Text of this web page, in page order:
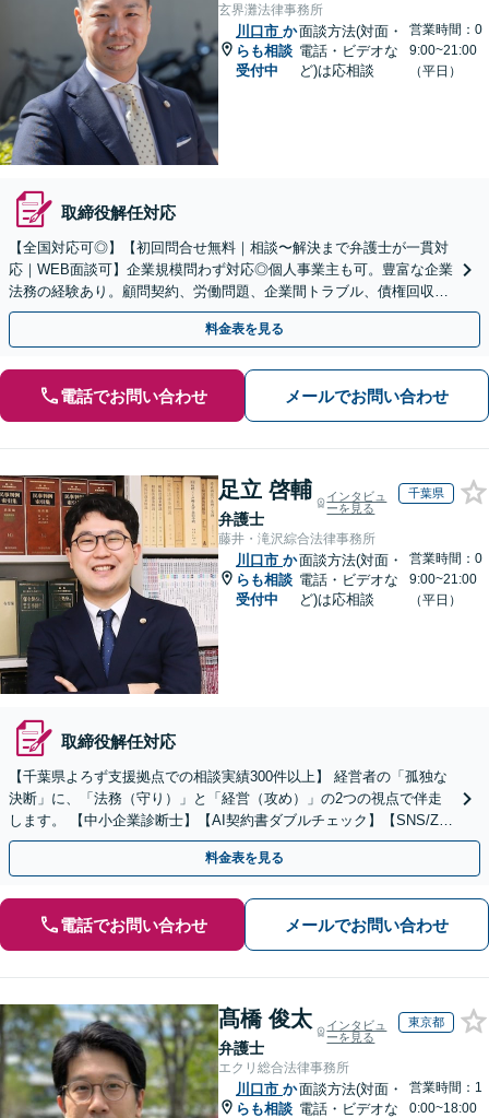
玄界灘法律事務所
川口市 か
らも相談
受付中
面談方法(対面・
電話・ビデオな
ど)は応相談
営業時間：0
9:00~21:00
（平日）
取締役解任対応
【全国対応可◎】【初回問合せ無料｜相談〜解決まで弁護士が一貫対
応｜WEB面談可】企業規模問わず対応◎個人事業主も可。豊富な企業
法務の経験あり。顧問契約、労働問題、企業間トラブル、債権回収、
契約書のリーガルチェック等、サポートします。
料金表を見る
電話でお問い合わせ メールでお問い合わせ
足立 啓輔
弁護士
インタビュ
ーを見る
千葉県
藤井・滝沢綜合法律事務所
川口市 か
らも相談
受付中
面談方法(対面・
電話・ビデオな
ど)は応相談
営業時間：0
9:00~21:00
（平日）
取締役解任対応
【千葉県よろず支援拠点での相談実績300件以上】 経営者の「孤独な
決断」に、「法務（守り）」と「経営（攻め）」の2つの視点で伴走
します。 【中小企業診断士】【AI契約書ダブルチェック】【SNS/Zoo
mで迅速対応】【休日・夜間可】
料金表を見る
電話でお問い合わせ メールでお問い合わせ
髙橋 俊太
弁護士
インタビュ
ーを見る
東京都
エクリ総合法律事務所
川口市 か
らも相談
面談方法(対面・
電話・ビデオな
営業時間：1
0:00~18:00